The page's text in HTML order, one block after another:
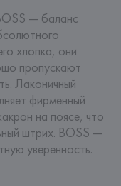
— баланс
хлопка, они
пропускают
Лаконичный
фирменный
на поясе, что
штрих. BOSS —
уверенность.